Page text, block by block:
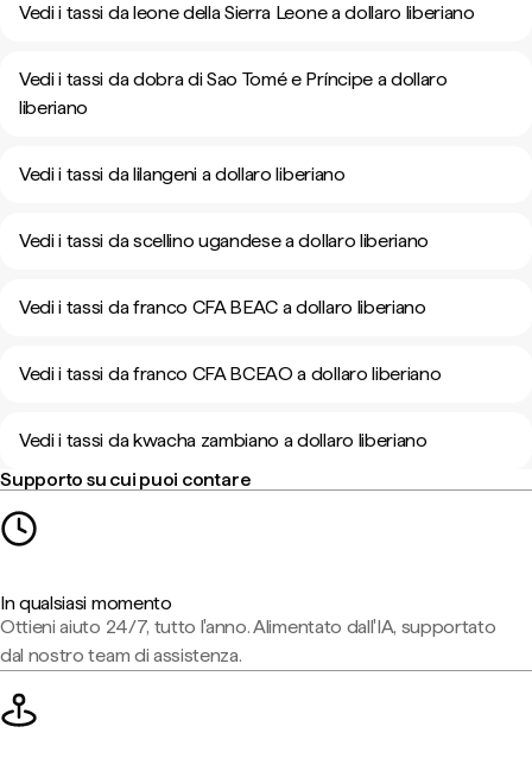
Vedi i tassi da leone della Sierra Leone a dollaro liberiano
Vedi i tassi da dobra di Sao Tomé e Príncipe a dollaro
liberiano
Vedi i tassi da lilangeni a dollaro liberiano
Vedi i tassi da scellino ugandese a dollaro liberiano
Vedi i tassi da franco CFA BEAC a dollaro liberiano
Vedi i tassi da franco CFA BCEAO a dollaro liberiano
Vedi i tassi da kwacha zambiano a dollaro liberiano
Supporto su cui puoi contare
In qualsiasi momento
Ottieni aiuto 24/7, tutto l'anno. Alimentato dall'IA, supportato
dal nostro team di assistenza.